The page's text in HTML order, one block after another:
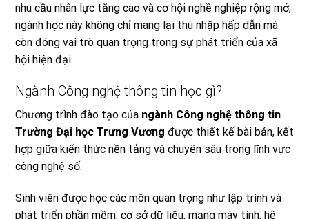
nhu cầu nhân lực tăng cao và cơ hội nghề nghiệp rộng mở,
ngành học này không chỉ mang lại thu nhập hấp dẫn mà
còn đóng vai trò quan trọng trong sự phát triển của xã
hội hiện đại.
Ngành Công nghệ thông tin học gì?
Chương trình đào tạo của ngành Công nghệ thông tin
Trường Đại học Trưng Vương được thiết kế bài bản, kết
hợp giữa kiến thức nền tảng và chuyên sâu trong lĩnh vực
công nghệ số.
Sinh viên được học các môn quan trọng như lập trình và
phát triển phần mềm, cơ sở dữ liệu, mạng máy tính, hệ